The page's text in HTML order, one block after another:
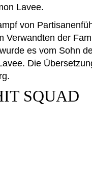
Lavee.
von
Verwandten der
es vom Sohn
Die
SQUAD